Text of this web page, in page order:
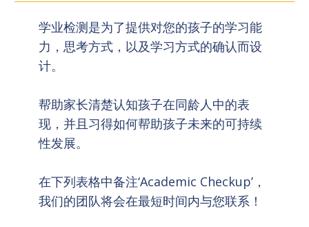
学业检测是为了提供对您的孩子的学习能
力，思考方式，以及学习方式的确认而设
计。
帮助家长清楚认知孩子在同龄人中的表
现，并且习得如何帮助孩子未来的可持续
性发展。
在下列表格中备注‘Academic Checkup’，
我们的团队将会在最短时间内与您联系！